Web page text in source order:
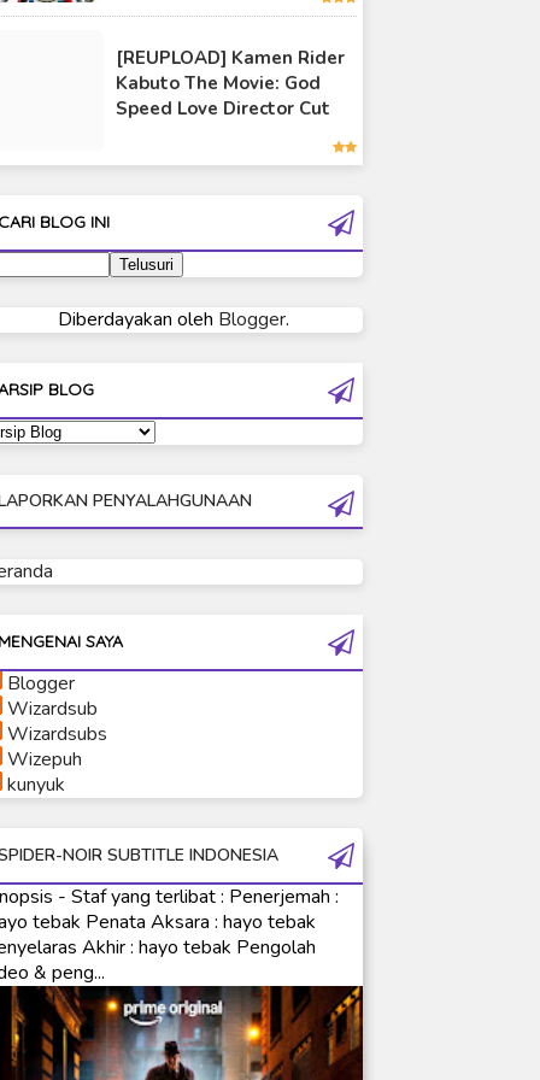
Ultraman Cosmos
Ultraman Decker
Ultraman Gaia
Ultraman Ginga
Ultraman Ginga S
Ultraman Neos
Ultraman Orb Origin Saga
Ultraman R/B
Ultraman Taiga
Ultraman The Next
Ultraman Tiga
Ultraman X
Ultraman Z
Ultraman Zearth
[REUPLOAD] Kamen Rider
Kabuto The Movie: God
Speed Love Director Cut
CARI BLOG INI
Diberdayakan oleh Blogger.
BLOG
PENYALAHGUNAAN
MENGENAI SAYA
Blogger
Wizardsub
Wizardsubs
Wizepuh
kunyuk
NOIR SUBTITLE INDONESIA
- Staf yang terlibat : Penerjemah :
tebak Penata Aksara : hayo tebak
Akhir : hayo tebak Pengolah
& peng...